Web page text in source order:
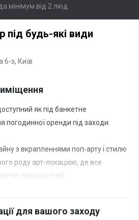
мінімум від 2 люд.
під будь-які види
6-з, Київ
як під банкетне
погодинної оренди під заходи.
з вкрапленнями поп-арту і стилю
роду арт-локацією, де все
творчих ідей.
так і частково.
для вашого заходу